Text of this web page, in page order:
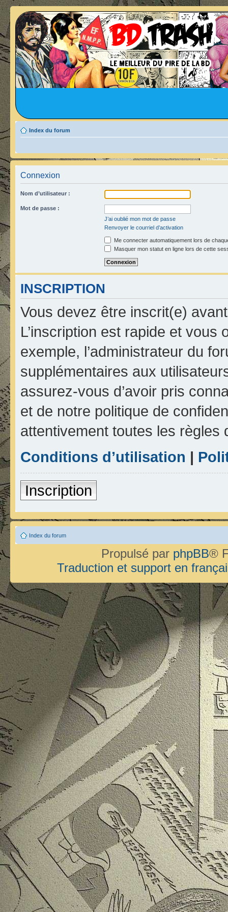
Index du forum
Connexion
Nom d’utilisateur :
Mot de passe :
J’ai oublié mon mot de passe
Renvoyer le courriel d’activation
Me connecter automatiquement lors de
Masquer mon statut en ligne lors de cette
INSCRIPTION
Vous devez être inscrit(e)
L’inscription est rapide et
exemple, l’administrateur du
supplémentaires aux
assurez-vous d’avoir pris
et de notre politique de
attentivement toutes les règles
Conditions d’utilisation |
Inscription
Index du forum
Propulsé par phpBB®
Traduction et support en